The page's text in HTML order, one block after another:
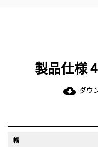
製品仕様
cloud_download ダウ
幅